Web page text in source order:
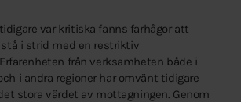
var kritiska fanns farhågor att
i strid med en restriktiv
från verksamheten både i
i andra regioner har omvänt tidigare
stora värdet av mottagningen. Genom